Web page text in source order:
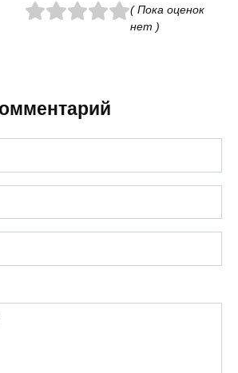
( Пока оценок
нет )